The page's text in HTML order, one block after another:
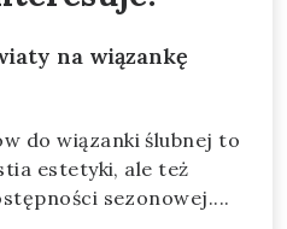
na wiązankę
do wiązanki ślubnej to
estetyki, ale też
sezonowej....